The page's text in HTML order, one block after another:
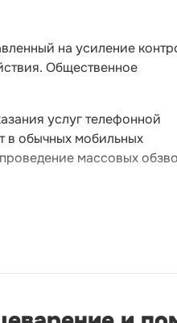
на усиление
Общественное
услуг телефонной
в обычных мобильных
массовых